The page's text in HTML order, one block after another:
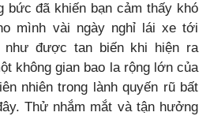
bức đã khiến bạn cảm thấy khó
mình vài ngày nghỉ lái xe tới
như được tan biến khi hiện ra
không gian bao la rộng lớn của
nhiên trong lành quyến rũ bất
Thử nhắm mắt và tận hưởng